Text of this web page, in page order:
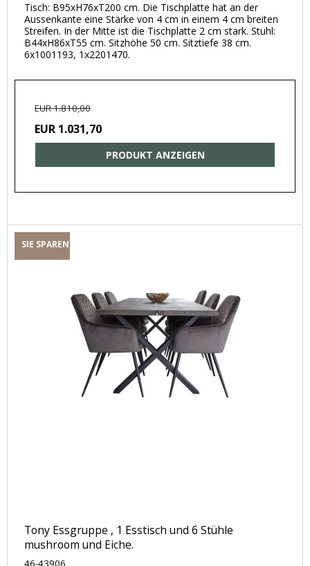
Tisch: B95xH76xT200 cm. Die Tischplatte hat an der
Aussenkante eine Stärke von 4 cm in einem 4 cm breiten
Streifen. In der Mitte ist die Tischplatte 2 cm stark. Stuhl:
B44xH86xT55 cm. Sitzhöhe 50 cm. Sitztiefe 38 cm.
6x1001193, 1x2201470.
EUR 1.810,00
EUR 1.031,70
PRODUKT ANZEIGEN
SIE SPAREN
Tony Essgruppe , 1 Esstisch und 6 Stühle
mushroom und Eiche.